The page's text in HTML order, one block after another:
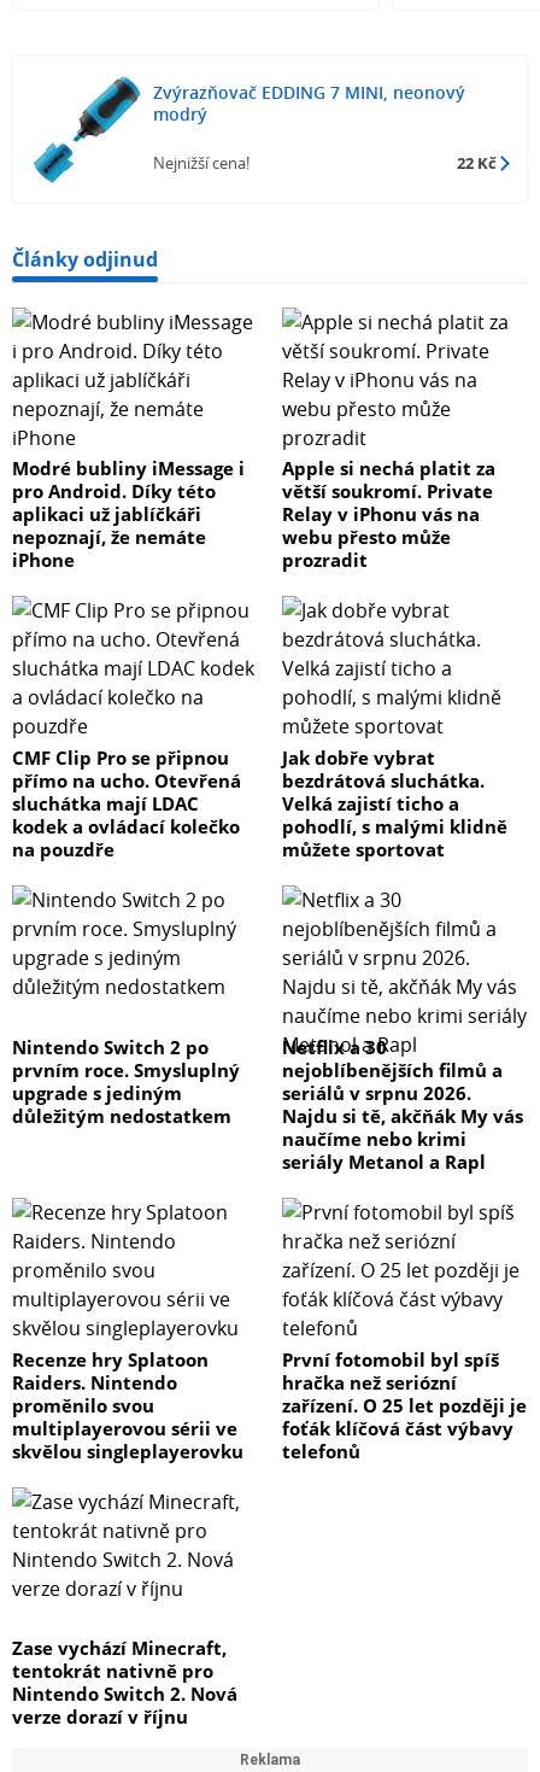
Zvýrazňovač EDDING 7 MINI, neonový
modrý
Nejnižší cena! 22 Kč
Články odjinud
Modré bubliny iMessage i
pro Android. Díky této
aplikaci už jablíčkáři
nepoznají, že nemáte
iPhone
Apple si nechá platit za
větší soukromí. Private
Relay v iPhonu vás na
webu přesto může
prozradit
CMF Clip Pro se připnou
přímo na ucho. Otevřená
sluchátka mají LDAC
kodek a ovládací kolečko
na pouzdře
Jak dobře vybrat
bezdrátová sluchátka.
Velká zajistí ticho a
pohodlí, s malými klidně
můžete sportovat
Nintendo Switch 2 po
prvním roce. Smysluplný
upgrade s jediným
důležitým nedostatkem
Netflix a 30
nejoblíbenějších filmů a
seriálů v srpnu 2026.
Najdu si tě, akčňák My vás
naučíme nebo krimi
seriály Metanol a Rapl
Recenze hry Splatoon
Raiders. Nintendo
proměnilo svou
multiplayerovou sérii ve
skvělou singleplayerovku
První fotomobil byl spíš
hračka než seriózní
zařízení. O 25 let později je
foťák klíčová část výbavy
telefonů
Zase vychází Minecraft,
tentokrát nativně pro
Nintendo Switch 2. Nová
verze dorazí v říjnu